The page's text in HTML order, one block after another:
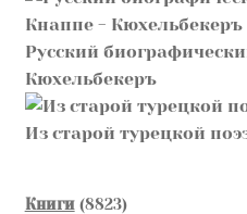
Русский
Кюхельбекеръ
Из старой турецкой
Книги 88238823